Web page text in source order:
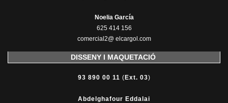
Noelia García
625 414 156
comercial2@ elcargol.com
DISSENY I MAQUETACIÓ
93 890 00 11 ( Ext. 03)
Abdelghafour Eddalai